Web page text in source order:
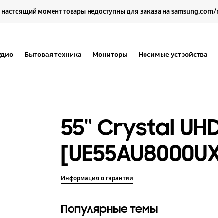
настоящий момент товары недоступны для заказа на samsung.com/
Бытовая техника Мониторы Носимые устройства
55'' Crystal
Информация о гарантии
Популярные темы